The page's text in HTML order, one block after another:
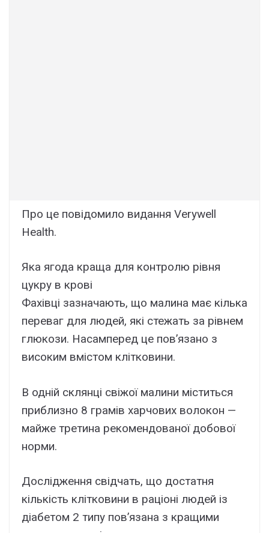
Про це повідомило видання Verywell
Health.
Яка ягода краща для контролю рівня
цукру в крові
Фахівці зазначають, що малина має кілька
переваг для людей, які стежать за рівнем
глюкози. Насамперед це пов’язано з
високим вмістом клітковини.
В одній склянці свіжої малини міститься
приблизно 8 грамів харчових волокон —
майже третина рекомендованої добової
норми.
Дослідження свідчать, що достатня
кількість клітковини в раціоні людей із
діабетом 2 типу пов’язана з кращими